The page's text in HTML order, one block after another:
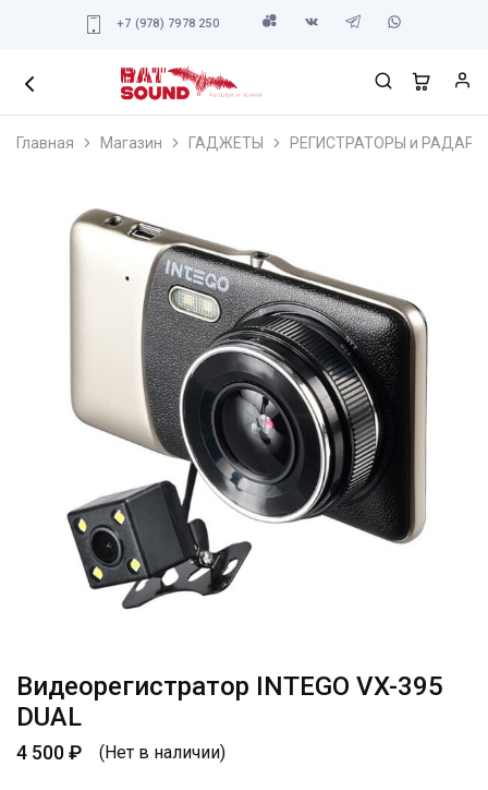
+7 (978) 7978 250
Главная Магазин ГАДЖЕТЫ РЕГИСТРАТОРЫ и РАДАРЫ
Видеорегистратор INTEGO VX-395
DUAL
4 500₽ (Нет в наличии)